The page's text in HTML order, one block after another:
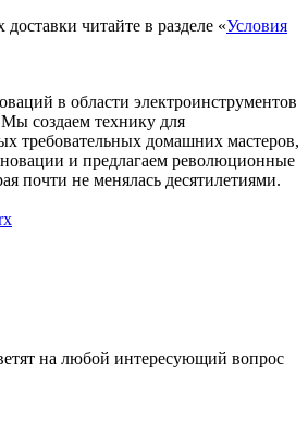
читайте в разделе «Условия
в области электроинструментов
Мы создаем технику для
требовательных домашних мастеров,
и предлагаем революционные
почти не менялась десятилетиями.
на любой интересующий вопрос